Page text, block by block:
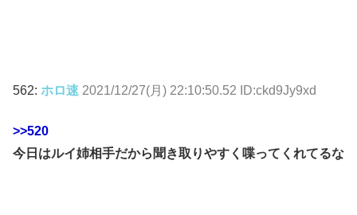
562: ホロ速 2021/12/27(月) 22:10:50.52 ID:ckd9Jy9xd
>>520
今日はルイ姉相手だから聞き取りやすく喋ってくれてるな